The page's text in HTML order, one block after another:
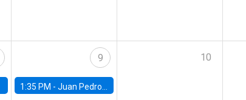
9
1:35 PM -Juan Pedro Ronconi, Universidad de Los Andes
10